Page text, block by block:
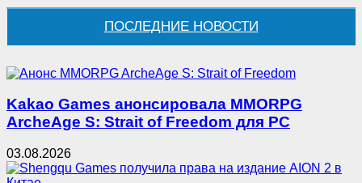
ПОСЛЕДНИЕ НОВОСТИ
Kakao Games анонсировала MMORPG
ArcheAge S: Strait of Freedom для PC
03.08.2026